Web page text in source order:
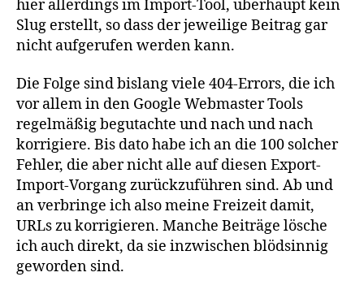
hier allerdings im Import-Tool, überhaupt kein
Slug erstellt, so dass der jeweilige Beitrag gar
nicht aufgerufen werden kann.
Die Folge sind bislang viele 404-Errors, die ich
vor allem in den Google Webmaster Tools
regelmäßig begutachte und nach und nach
korrigiere. Bis dato habe ich an die 100 solcher
Fehler, die aber nicht alle auf diesen Export-
Import-Vorgang zurückzuführen sind. Ab und
an verbringe ich also meine Freizeit damit,
URLs zu korrigieren. Manche Beiträge lösche
ich auch direkt, da sie inzwischen blödsinnig
geworden sind.